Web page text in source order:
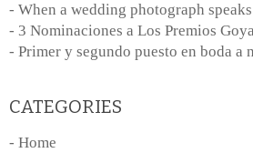
- When a wedding photograph
- 3 Nominaciones a Los Premios
- Primer y segundo puesto en boda
CATEGORIES
- Home